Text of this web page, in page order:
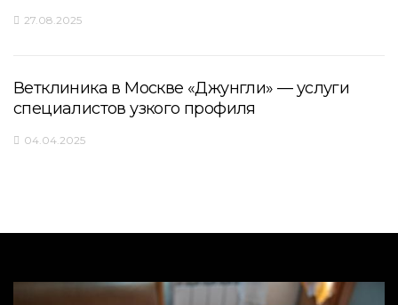
27.08.2025
Ветклиника в Москве «Джунгли» — услуги
специалистов узкого профиля
04.04.2025